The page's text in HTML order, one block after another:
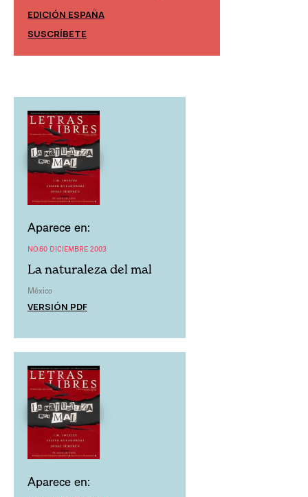
EDICIÓN ESPAÑA
SUSCRÍBETE
Aparece en:
NO.60 DICIEMBRE 2003
La naturaleza del mal
México
VERSIÓN PDF
Aparece en: